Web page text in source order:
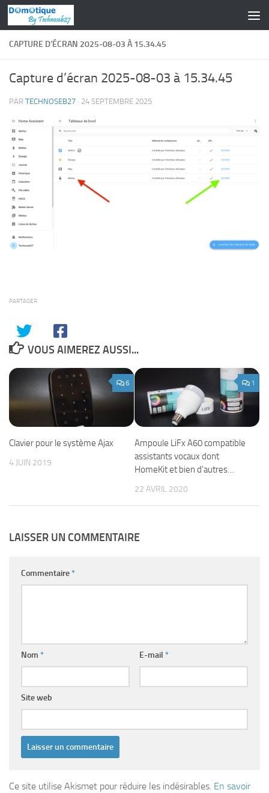
Skip to content
CAPTURE D’ÉCRAN 2025-08-03 À 15.34.45
Capture d’écran 2025-08-03 à 15.34.45
PAR TECHNOSEB27 · 24 SEPTEMBRE 2025
PARTAGER
VOUS AIMEREZ AUSSI...
6
Clavier pour le système Ajax
4 JUIN 2019
1
Ampoule LiFx A60 compatible
assistants vocaux dont
HomeKit et bien d’autres…
22 AVRIL 2020
LAISSER UN COMMENTAIRE
Commentaire*
Nom * E-mail *
Site web
Ce site utilise Akismet pour réduire les indésirables. En savoir